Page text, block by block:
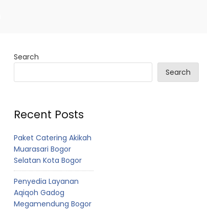
Search
Search
Recent Posts
Paket Catering Akikah
Muarasari Bogor
Selatan Kota Bogor
Penyedia Layanan
Aqiqoh Gadog
Megamendung Bogor